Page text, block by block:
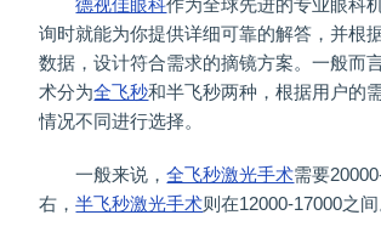
德视佳眼科作为全球先进的专业眼科
询时就能为你提供详细可靠的解答，并根
数据，设计符合需求的摘镜方案。一般而
术分为全飞秒和半飞秒两种，根据用户的
情况不同进行选择。
一般来说，全飞秒激光手术需要
右，半飞秒激光手术则在12000-17000之间